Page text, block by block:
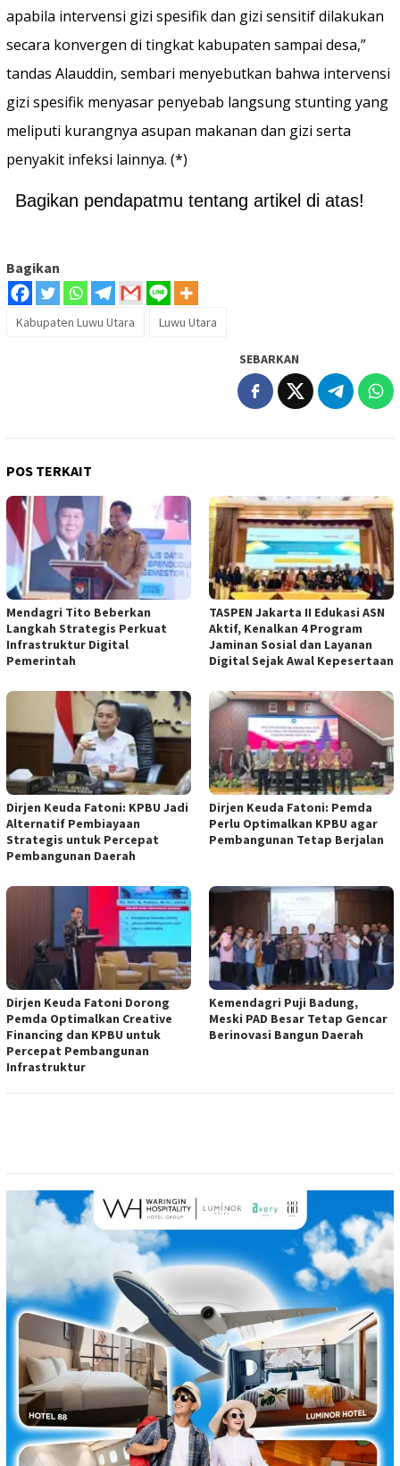
apabila intervensi gizi spesifik dan gizi sensitif dilakukan
secara konvergen di tingkat kabupaten sampai desa,”
tandas Alauddin, sembari menyebutkan bahwa intervensi
gizi spesifik menyasar penyebab langsung stunting yang
meliputi kurangnya asupan makanan dan gizi serta
penyakit infeksi lainnya. (*)
Bagikan pendapatmu tentang artikel di atas!
Bagikan
Kabupaten Luwu Utara Luwu Utara
SEBARKAN
POS TERKAIT
Mendagri Tito Beberkan
Langkah Strategis Perkuat
Infrastruktur Digital
Pemerintah
TASPEN Jakarta II Edukasi ASN
Aktif, Kenalkan 4 Program
Jaminan Sosial dan Layanan
Digital Sejak Awal Kepesertaan
Dirjen Keuda Fatoni: KPBU Jadi
Alternatif Pembiayaan
Strategis untuk Percepat
Pembangunan Daerah
Dirjen Keuda Fatoni: Pemda
Perlu Optimalkan KPBU agar
Pembangunan Tetap Berjalan
Dirjen Keuda Fatoni Dorong
Pemda Optimalkan Creative
Financing dan KPBU untuk
Percepat Pembangunan
Infrastruktur
Kemendagri Puji Badung,
Meski PAD Besar Tetap Gencar
Berinovasi Bangun Daerah